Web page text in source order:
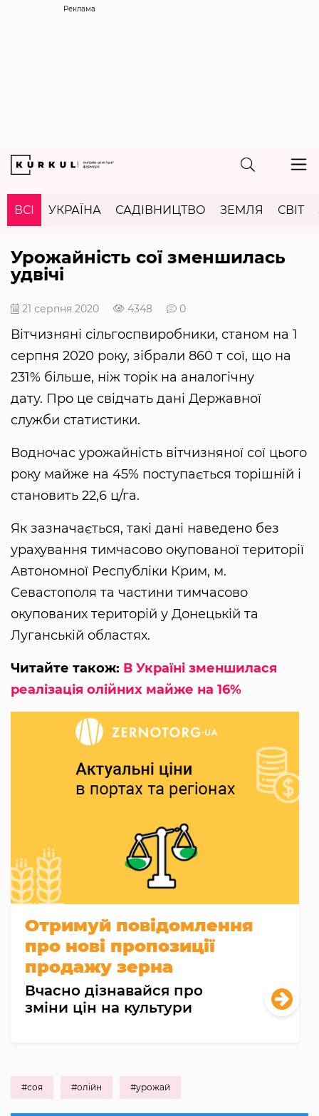
Реклама
ВСІ УКРАЇНА САДІВНИЦТВО ЗЕМЛЯ СВІТ
Урожайність сої зменшилась
удвічі
21 серпня 2020 4348 0
Вітчизняні сільгоспвиробники, станом на 1
серпня 2020 року, зібрали 860 т сої, що на
231% більше, ніж торік на аналогічну
дату. Про це свідчать дані Державної
служби статистики.
Водночас урожайність вітчизняної сої цього
року майже на 45% поступається торішній і
становить 22,6 ц/га.
Як зазначається, такі дані наведено без
урахування тимчасово окупованої території
Автономної Республіки Крим, м.
Севастополя та частини тимчасово
окупованих територій у Донецькій та
Луганській областях.
Читайте також: В Україні зменшилася
реалізація олійних майже на 16%
Отримуй повідомлення
про нові пропозиції
продажу зерна
Вчасно дізнавайся про
зміни цін на культури
#соя #олійн #урожай